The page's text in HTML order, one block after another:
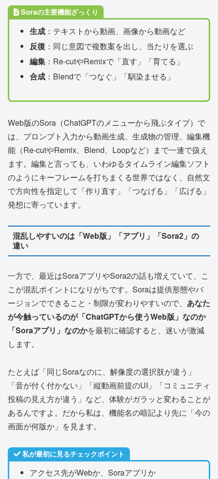
Soraの主要機能ざっくり
生成：テキストから動画、画像から動画など
反復 ：同じ意図で複数案を出し、当たりを選ぶ
編集：Re-cutやRemixで「直す」「育てる」
合成：Blendで「つなぐ」「馴染ませる」
Web版のSora（ChatGPTのメニューから飛ぶタイプ）で
は、プロンプト入力から動画生成、生成物の管理、編集機
能（Re-cutやRemix、Blend、Loopなど）まで一連で扱え
ます。編集と言っても、いわゆるタイムライン編集ソフト
のようにキーフレームを打ちまくる世界ではなく、自然文
で方向性を指定して「作り直す」「つなげる」「広げる」
発想に寄っています。
混乱しやすいのは「Web版」「アプリ」「Sora2」の
違い
一方で、最近はSoraアプリやSora2の話も増えていて、こ
こが混乱ポイントになりがちです。Soraは提供形態やバ
ージョンでできること・制限が変わりやすいので、 あなた
が今触っているのが「ChatGPTから使うWeb版」なのか
「Soraアプリ」なのかを最初に確認すると、迷いが激減
します。
たとえば「同じSoraなのに、解像度の選択肢が違う」
「音が付く付かない」「縦動画前提のUI」「コミュニティ
投稿の見え方が違う」など、体験がガラッと変わることが
あるんですよ。だから私は、機能名の暗記より先に「今の
画面が何版か」を見ます。
私が最初に見るチェックポイント
アクセス先がWebか、Soraアプリか